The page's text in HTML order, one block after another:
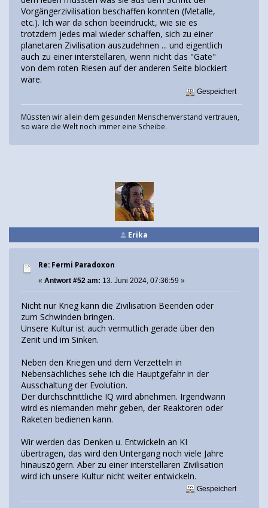
Vorgängerzivilisation beschaffen konnten (Metalle,
etc.). Ich war da schon beeindruckt, wie sie es
trotzdem jedes mal wieder schaffen, sich zu einer
planetaren Zivilisation auszudehnen ... und eigentlich
auch zu einer interstellaren, wenn nicht das "Gate"
von dem roten Riesen auf der anderen Seite blockiert
wäre.
Gespeichert
Müssten wir allein dem gesunden Menschenverstand vertrauen,
so wäre die Welt noch immer eine Scheibe.
Erika
Re: Fermi Paradoxon
« Antwort #52 am: 13. Juni 2024, 07:36:59 »
Nicht nur Krieg kann die Zivilisation Beenden oder
zum Schwinden bringen.
Unsere Kultur ist auch vermutlich gerade über den
Zenit und im Sinken.
Neben den Kriegen und dem Verzetteln in
Nebensächliches sehe ich die Hauptgefahr in der
Ausschaltung der Evolution.
Der durchschnittliche IQ wird abnehmen. Irgendwann
wird es niemanden mehr geben, der Reaktoren oder
Raketen bedienen kann.
Wir werden das Denken u. Entwickeln an KI
übertragen, das wird den Untergang noch viele Jahre
hinauszögern. Aber zu einer interstellaren Zivilisation
wird ich unsere Kultur nicht weiter entwickeln.
Gespeichert